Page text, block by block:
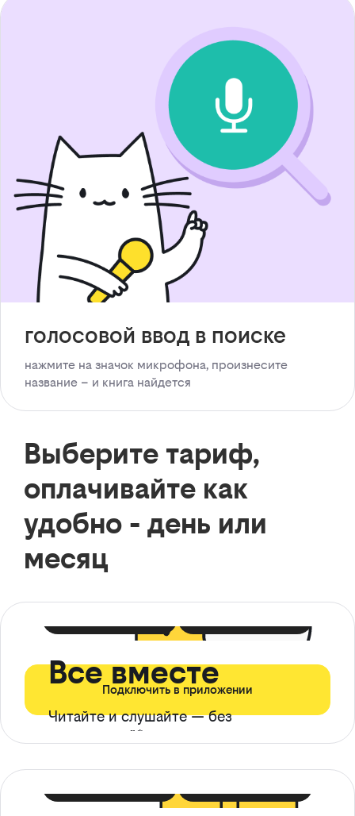
голосовой ввод в поиске
нажмите на значок микрофона, произнесите
название – и книга найдется
Выберите тариф,
оплачивайте как
удобно - день или
месяц
Все вместе
Читайте и слушайте — без
ограничений*
Подключить в приложении